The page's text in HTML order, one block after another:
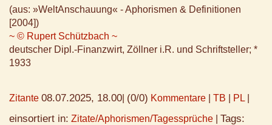
(aus: »WeltAnschauung« - Aphorismen & Definitionen
[2004])
~ © Rupert Schützbach ~
deutscher Dipl.-Finanzwirt, Zöllner i.R. und Schriftsteller; *
1933
Zitante 08.07.2025, 18.00 (0/0) Kommentare TB PL
einsortiert in: Zitate/Aphorismen/Tagessprüche Tags: